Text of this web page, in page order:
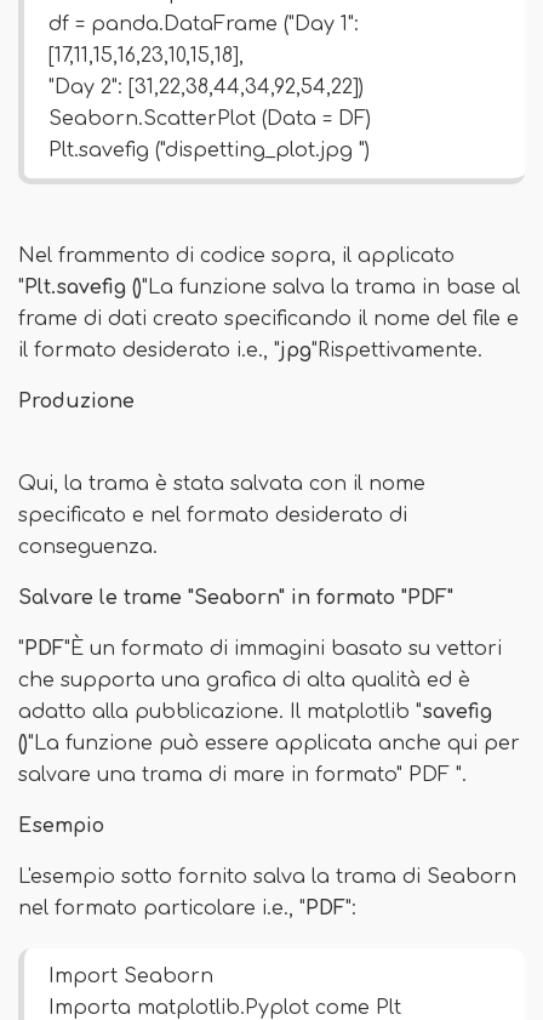
df = panda.DataFrame ("Day 1":
[17,11,15,16,23,10,15,18],
"Day 2": [31,22,38,44,34,92,54,22])
Seaborn.ScatterPlot (Data = DF)
Plt.savefig ("dispetting_plot.jpg ")
Nel frammento di codice sopra, il applicato
"Plt.savefig ()"La funzione salva la trama in base al
frame di dati creato specificando il nome del file e
il formato desiderato i.e., "jpg"Rispettivamente.
Produzione
Qui, la trama è stata salvata con il nome
specificato e nel formato desiderato di
conseguenza.
Salvare le trame "Seaborn" in formato "PDF"
"PDF"È un formato di immagini basato su vettori
che supporta una grafica di alta qualità ed è
adatto alla pubblicazione. Il matplotlib "savefig
()"La funzione può essere applicata anche qui per
salvare una trama di mare in formato" PDF ".
Esempio
L'esempio sotto fornito salva la trama di Seaborn
nel formato particolare i.e., "PDF":
Import Seaborn
Importa matplotlib.Pyplot come Plt